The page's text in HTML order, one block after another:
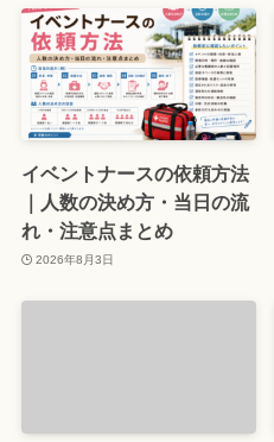
イベントナースの依頼方法
｜人数の決め方・当日の流
れ・注意点まとめ
2026年8月3日